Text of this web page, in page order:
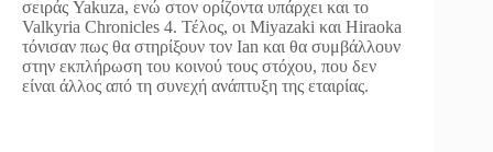
σειράς Yakuza, ενώ στον ορίζοντα υπάρχει και το
Valkyria Chronicles 4. Τέλος, οι Miyazaki και Hiraoka
τόνισαν πως θα στηρίξουν τον Ian και θα συμβάλλουν
στην εκπλήρωση του κοινού τους στόχου, που δεν
είναι άλλος από τη συνεχή ανάπτυξη της εταιρίας.